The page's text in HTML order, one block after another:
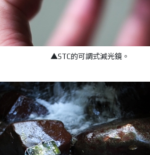
▲STC的可調式減光鏡。